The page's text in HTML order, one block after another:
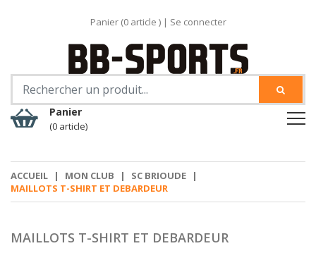
Panier (0article ) | Se connecter
Panier
(0 article)
ACCUEIL | MON CLUB | SC BRIOUDE
|
MAILLOTS T-SHIRT ET DEBARDEUR
MAILLOTS T-SHIRT ET DEBARDEUR